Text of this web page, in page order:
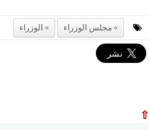
مجلس الوزراء الوزراء
⇧